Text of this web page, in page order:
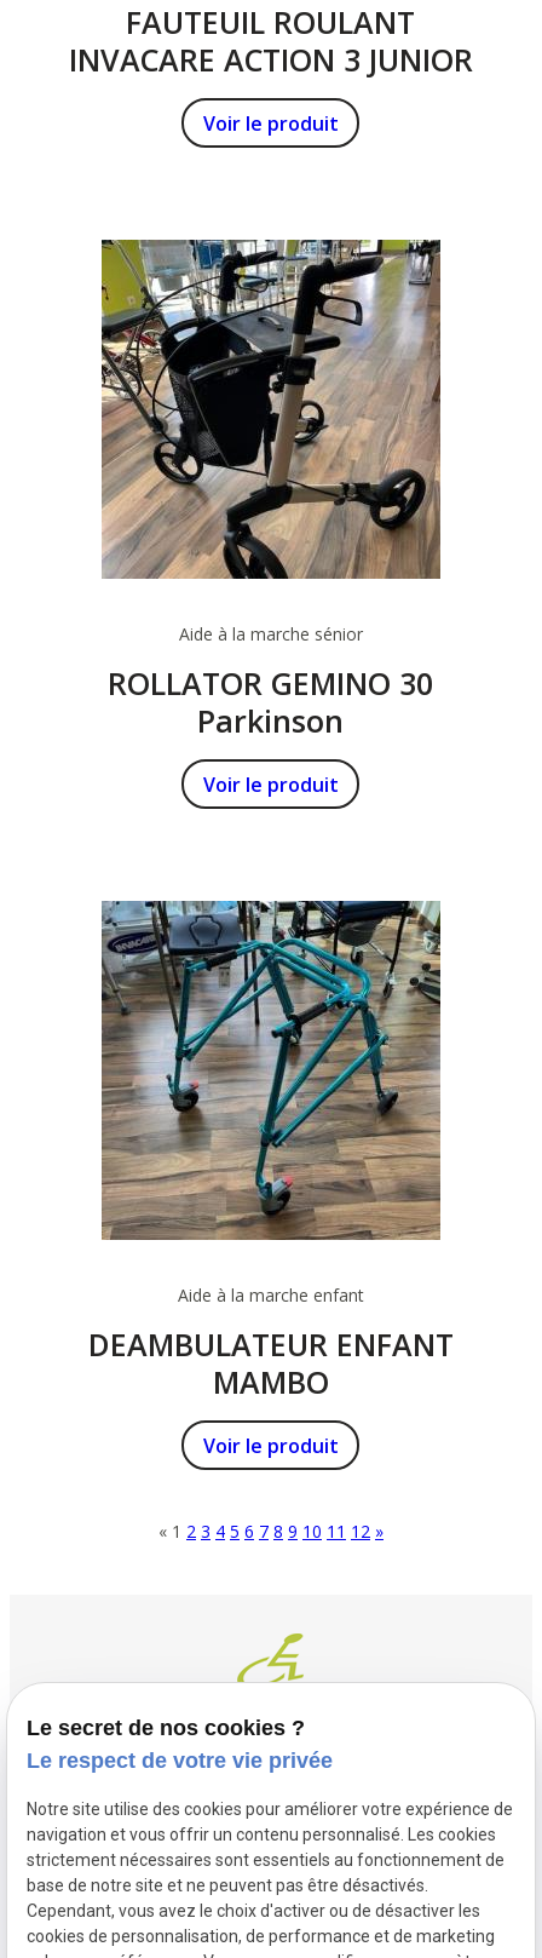
FAUTEUIL ROULANT
INVACARE ACTION 3 JUNIOR
Voir le produit
Aide à la marche sénior
ROLLATOR GEMINO 30
Parkinson
Voir le produit
Aide à la marche enfant
DEAMBULATEUR ENFANT
MAMBO
Voir le produit
« 1 2 3 4 5 6 7 8 9 10 11 12 »
Contact
03 20 32 97 37
flandremedical@gmail.com
1 Place Saint Piat
59113 SECLIN
Horaires
Lundi - Vendredi
Le secret de nos cookies ?
Le respect de votre vie privée
Notre site utilise des cookies pour améliorer votre expérience de
navigation et vous offrir un contenu personnalisé. Les cookies
strictement nécessaires sont essentiels au fonctionnement de
base de notre site et ne peuvent pas être désactivés.
Cependant, vous avez le choix d'activer ou de désactiver les
cookies de personnalisation, de performance et de marketing